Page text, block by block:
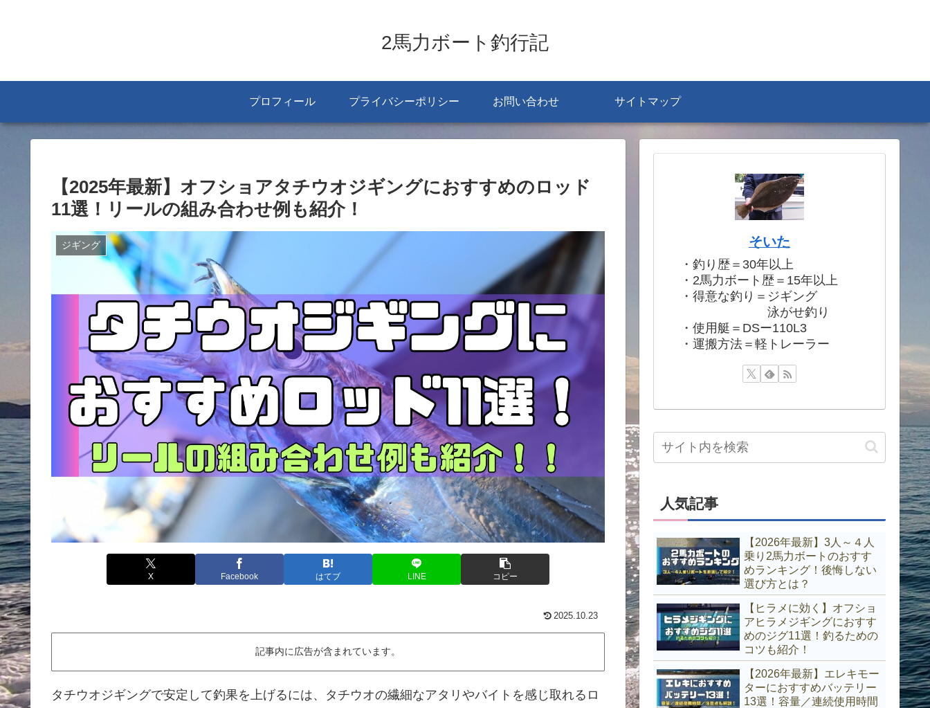
2馬力ボート釣行記
プロフィール プライバシーポリシー お問い合わせ サイトマップ
【2025年最新】オフショアタチウオジギングにおすすめのロッド
11選！リールの組み合わせ例も紹介！
ジギング
X Facebook はてブ LINE コピー
2025.10.23
記事内に広告が含まれています。
タチウオジギングで安定して釣果を上げるには、タチウオの繊細なアタリやバイトを感じ取れるロ
そいた
・釣り歴＝30年以上
・2馬力ボート歴＝15年以上
・得意な釣り＝ジギング
泳がせ釣り
・使用艇＝DSー110L3
・運搬方法＝軽トレーラー
人気記事
【2026年最新】3人～４人
乗り2馬力ボートのおすす
めランキング！後悔しない
選び方とは？
【ヒラメに効く】オフショ
アヒラメジギングにおすす
めのジグ11選！釣るための
コツも紹介！
【2026年最新】エレキモー
ターにおすすめバッテリー
13選！容量／連続使用時間